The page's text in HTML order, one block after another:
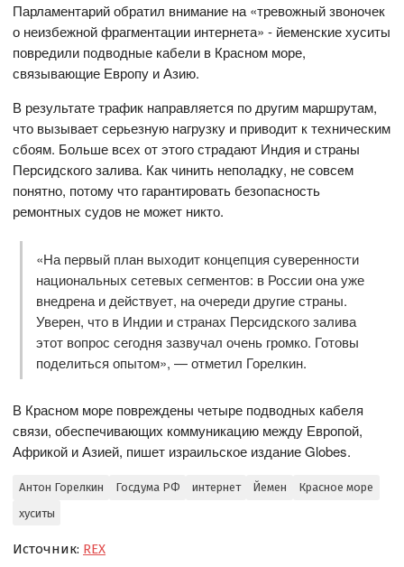
Парламентарий обратил внимание на «тревожный звоночек
о неизбежной фрагментации интернета» - йеменские хуситы
повредили подводные кабели в Красном море,
связывающие Европу и Азию.
В результате трафик направляется по другим маршрутам,
что вызывает серьезную нагрузку и приводит к техническим
сбоям. Больше всех от этого страдают Индия и страны
Персидского залива. Как чинить неполадку, не совсем
понятно, потому что гарантировать безопасность
ремонтных судов не может никто.
«На первый план выходит концепция суверенности
национальных сетевых сегментов: в России она уже
внедрена и действует, на очереди другие страны.
Уверен, что в Индии и странах Персидского залива
этот вопрос сегодня зазвучал очень громко. Готовы
поделиться опытом», — отметил Горелкин.
В Красном море повреждены четыре подводных кабеля
связи, обеспечивающих коммуникацию между Европой,
Африкой и Азией, пишет израильское издание Globes.
Антон Горелкин Госдума РФ интернет Йемен
Красное море
хуситы
Источник: REX